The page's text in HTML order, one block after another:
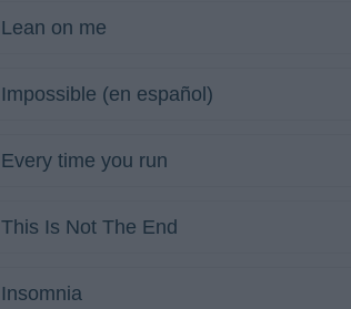
Lean on me
Impossible (en español)
Every time you run
This Is Not The End
Insomnia